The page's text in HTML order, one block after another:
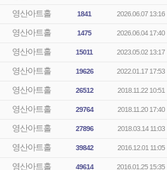
영산아트홀 1841 2026.06.07 13:16
영산아트홀 1475 2026.06.04 17:40
영산아트홀 15011 2023.05.02 13:17
영산아트홀 19626 2022.01.17 17:53
영산아트홀 26512 2018.11.22 10:51
영산아트홀 29764 2018.11.20 17:40
영산아트홀 27896 2018.03.14 11:03
영산아트홀 39842 2016.12.01 11:05
영산아트홀 49614 2016.01.25 15:35